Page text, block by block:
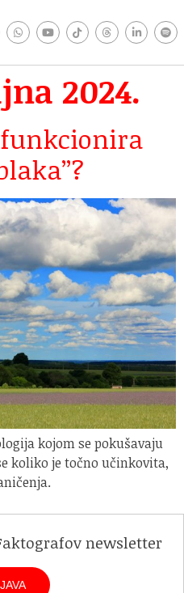
2024.
kojom se pokušavaju
koliko je točno učinkovita,
newsletter